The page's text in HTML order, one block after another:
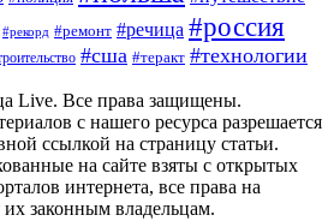
#рекорд #ремонт #речица #россия
#сша #теракт #технологии
Live. Все права защищены.
с нашего ресурса разрешается
ссылкой на страницу статьи.
на сайте взяты с открытых
интернета, все права на
законным владельцам.